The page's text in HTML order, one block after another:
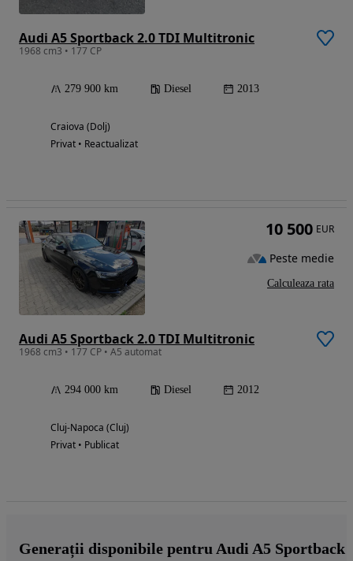
Audi A5 Sportback 2.0 TDI Multitronic
1968 cm3 • 177 CP
279 900 km Diesel 2013
Craiova (Dolj)
Privat • Reactualizat
Audi A5 Sportback 2.0 TDI Multitronic
1968 cm3 • 177 CP • A5 automat
294 000 km Diesel 2012
Cluj-Napoca (Cluj)
Privat • Publicat
10 500 EUR
Peste medie
Calculeaza rata
Generații disponibile pentru Audi A5 Sportback